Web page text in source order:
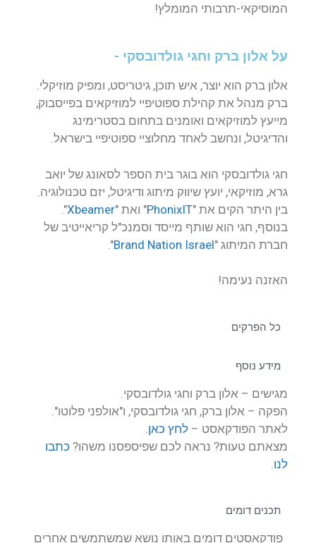
המוסיקאי-תרבותי המומלץ!
על אלון ברק וחגי גולדובסקי -
אלון ברק הוא יוצר, איש תוכן, גיטריסט, ומפיק מוזיקלי.
ברק מנהל את קהילת ספוטיפיי למוזיקאים בפייסבוק,
מייעץ למוזיקאים ואומנים בתחום בסטרימינג
והדיגיטל, ונחשב לאחד מחלוציי ספוטיפיי בישראל.
חגי גולדובסקי הוא בוגר בית הספר לסאונג של יואב
גרא, מוזיקאי, יועץ שיווק מיתוג ודיגיטל, יזם טכנולוגיה.
בין היתר הקים את "PhonixIT" ואת "Xbeamer
".
בנוסף, חגי הוא שותף מייסד וסמנכ"ל קריאייטיב של
חברת המיתוג "Brand Nation Israel
".
האזנה נעימה!
כל הפרקים
מידע נוסף
מגישים – אלון ברק וחגי גולדובסקי.
הפקה – אלון ברק, חגי גולדובסקי, ו"אולפני פלוטו".
לאתר הפודקאסט – לחץ כאן
מצאתם טעות? נראה לכם שפיספסנו משהו? כתבו
לנו
תכנים דומים
פודקאסטים דומים באותו נושא שמשתמשים אחרים